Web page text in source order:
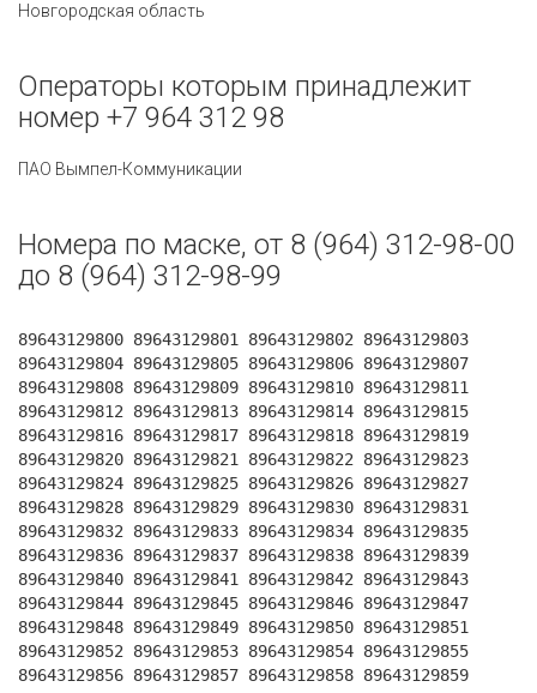
Новгородская область
Операторы которым принадлежит
номер +7 964 312 98
ПАО Вымпел-Коммуникации
Номера по маске, от 8 (964) 312-98-00
до 8 (964) 312-98-99
89643129800 89643129801 89643129802 89643129803
89643129804 89643129805 89643129806 89643129807
89643129808 89643129809 89643129810 89643129811
89643129812 89643129813 89643129814 89643129815
89643129816 89643129817 89643129818 89643129819
89643129820 89643129821 89643129822 89643129823
89643129824 89643129825 89643129826 89643129827
89643129828 89643129829 89643129830 89643129831
89643129832 89643129833 89643129834 89643129835
89643129836 89643129837 89643129838 89643129839
89643129840 89643129841 89643129842 89643129843
89643129844 89643129845 89643129846 89643129847
89643129848 89643129849 89643129850 89643129851
89643129852 89643129853 89643129854 89643129855
89643129856 89643129857 89643129858 89643129859